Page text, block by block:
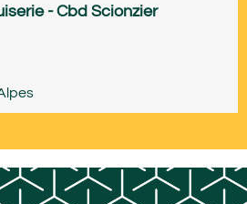
- Cbd Scionzier